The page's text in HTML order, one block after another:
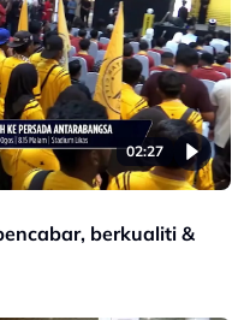
02:27
berkualiti &